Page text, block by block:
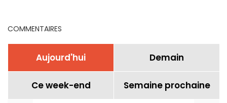
COMMENTAIRES
Aujourd'hui Demain
Ce week-end Semaine prochaine